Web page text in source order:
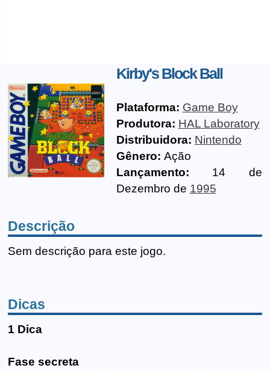
Kirby's Block Ball
Plataforma: Game Boy
Produtora: HAL Laboratory
Distribuidora: Nintendo
Gênero: Ação
Lançamento: 14 de
Dezembro de 1995
Descrição
Sem descrição para este jogo.
Dicas
1 Dica
Fase secreta